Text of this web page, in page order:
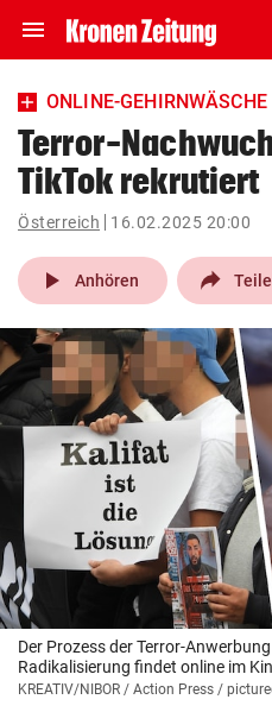
menu Navigation
ein-/ausklappen
account_circle Anmelden
pin_drop
Wien
bookmark
search
Suchbegriff
eingeben
© Krone Multimedia GmbH & Co
Muthgasse 2, 1190 Wien
ONLINE-GEHIRNWÄSCHE
Terror-
TikTok rekrutiert
Österreich 16.02.2025 20:00
play_arrow Anhören
Der Prozess der Terror-
Radikalisierung findet online im
KREATIV/NIBOR / Action Press /